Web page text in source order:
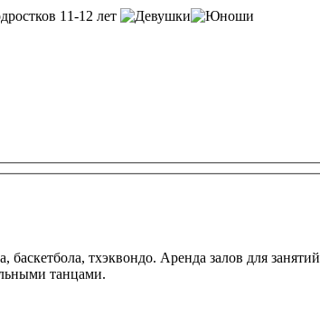
11-12 лет
тхэквондо. Аренда залов для
танцами.